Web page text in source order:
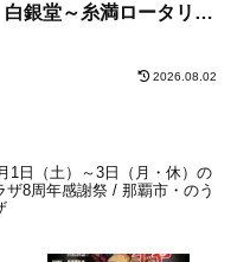
銀堂～糸満ロータリー
2026.08.02
1日（土）～3日（月・休）の
ザ8周年感謝祭 / 那覇市・のう